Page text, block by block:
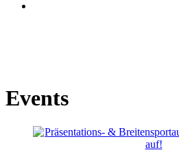
Events